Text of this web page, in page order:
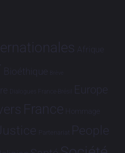
Afrique
Bioéthique Brève
Dialogues France-Brésil Europe
France Hommage
Partenariat People